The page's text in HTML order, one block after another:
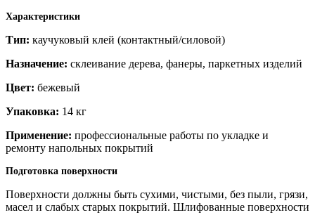
Характеристики
Тип: каучуковый клей (контактный/силовой)
Назначение: склеивание дерева, фанеры, паркетных изделий
Цвет: бежевый
Упаковка: 14 кг
Применение: профессиональные работы по укладке и
ремонту напольных покрытий
Подготовка поверхности
Поверхности должны быть сухими, чистыми, без пыли, грязи,
масел и слабых старых покрытий. Шлифованные поверхности